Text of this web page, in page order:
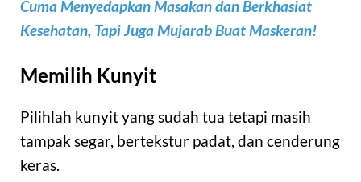
Cuma Menyedapkan Masakan dan Berkhasiat
Kesehatan, Tapi Juga Mujarab Buat Maskeran!
Memilih Kunyit
Pilihlah kunyit yang sudah tua tetapi masih
tampak segar, bertekstur padat, dan cenderung
keras.